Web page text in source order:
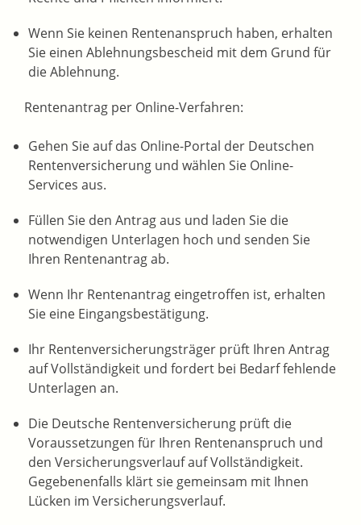
Wenn Sie keinen Rentenanspruch haben, erhalten
Sie einen Ablehnungsbescheid mit dem Grund für
die Ablehnung.
Rentenantrag per Online-Verfahren:
Gehen Sie auf das Online-Portal der Deutschen
Rentenversicherung und wählen Sie Online-
Services aus.
Füllen Sie den Antrag aus und laden Sie die
notwendigen Unterlagen hoch und senden Sie
Ihren Rentenantrag ab.
Wenn Ihr Rentenantrag eingetroffen ist, erhalten
Sie eine Eingangsbestätigung.
Ihr Rentenversicherungsträger prüft Ihren Antrag
auf Vollständigkeit und fordert bei Bedarf fehlende
Unterlagen an.
Die Deutsche Rentenversicherung prüft die
Voraussetzungen für Ihren Rentenanspruch und
den Versicherungsverlauf auf Vollständigkeit.
Gegebenenfalls klärt sie gemeinsam mit Ihnen
Lücken im Versicherungsverlauf.